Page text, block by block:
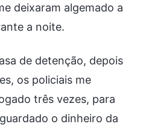
deixaram algemado a
a noite.
de detenção, depois
os policiais me
três vezes, para
o dinheiro da